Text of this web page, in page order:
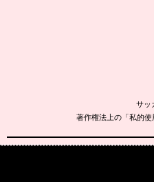
サッ
著作権法上の「私的